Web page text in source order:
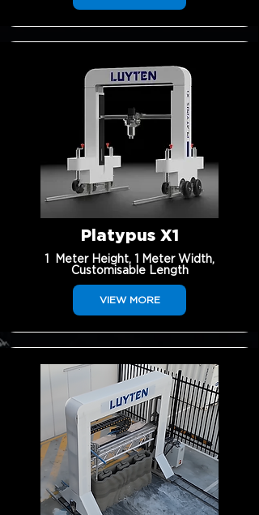
Platypus X1
1 Meter Height, 1 Meter Width,
Customisable Length
VIEW MORE